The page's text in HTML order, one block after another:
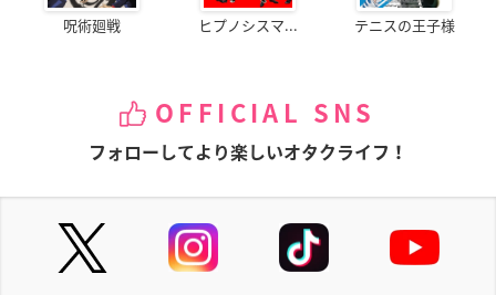
呪術廻戦 ヒプノシスマ... テニスの王子様
OFFICIAL SNS
フォローしてより楽しいオタクライフ！